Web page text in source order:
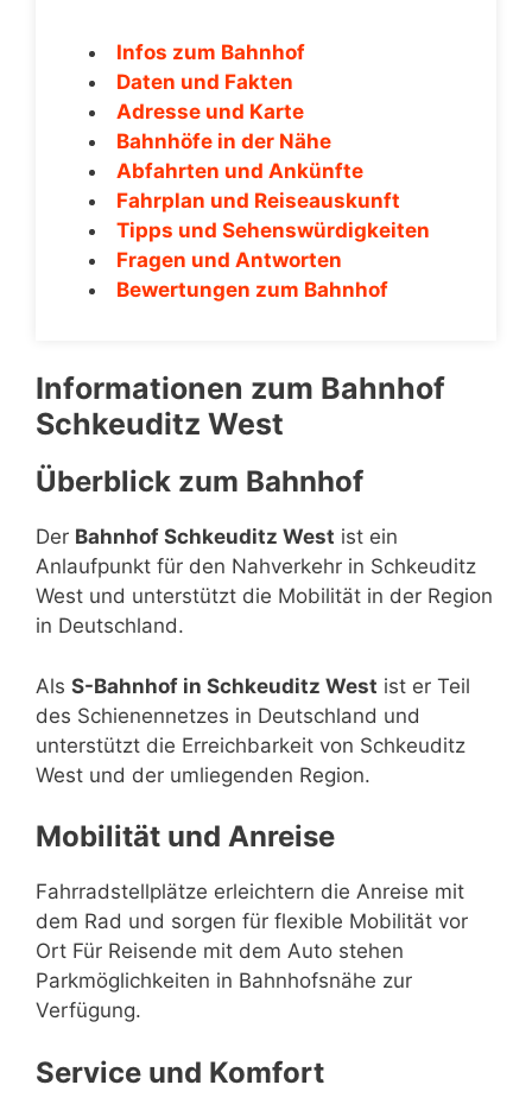
Infos zum Bahnhof
Daten und Fakten
Adresse und Karte
Bahnhöfe in der Nähe
Abfahrten und Ankünfte
Fahrplan und Reiseauskunft
Tipps und Sehenswürdigkeiten
Fragen und Antworten
Bewertungen zum Bahnhof
Informationen zum Bahnhof
Schkeuditz West
Überblick zum Bahnhof
Der Bahnhof Schkeuditz West ist ein
Anlaufpunkt für den Nahverkehr in Schkeuditz
West und unterstützt die Mobilität in der Region
in Deutschland.
Als S-Bahnhof in Schkeuditz West ist er Teil
des Schienennetzes in Deutschland und
unterstützt die Erreichbarkeit von Schkeuditz
West und der umliegenden Region.
Mobilität und Anreise
Fahrradstellplätze erleichtern die Anreise mit
dem Rad und sorgen für flexible Mobilität vor
Ort Für Reisende mit dem Auto stehen
Parkmöglichkeiten in Bahnhofsnähe zur
Verfügung.
Service und Komfort